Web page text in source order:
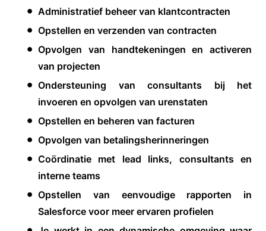
Administratief beheer van klantcontracten
Opstellen en verzenden van contracten
Opvolgen van handtekeningen en activeren
van projecten
Ondersteuning van consultants bij het
invoeren en opvolgen van urenstaten
Opstellen en beheren van facturen
Opvolgen van betalingsherinneringen
Coördinatie met lead links, consultants en
interne teams
Opstellen van eenvoudige rapporten in
Salesforce voor meer ervaren profielen